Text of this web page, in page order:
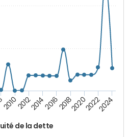
de la dette
20102012201420162018202020222024